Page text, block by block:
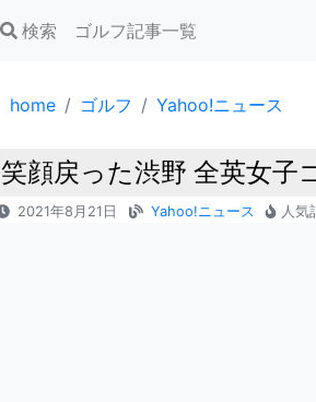
検索 ゴルフ記事一覧
home ゴルフ Yahoo!ニュース
笑顔戻った渋野 全英女子
2021年8月21日 Yahoo!ニュース 人気